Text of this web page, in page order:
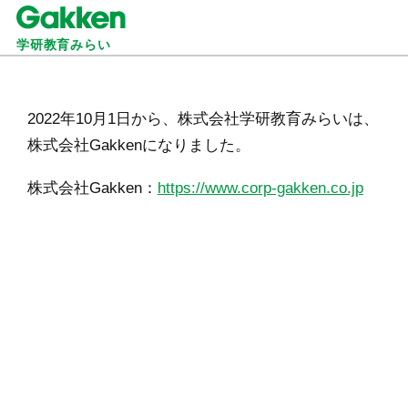
学研教育みらい
2022年10月1日から、株式会社学研教育みらいは、
株式会社Gakkenになりました。
株式会社Gakken： https://www.corp-gakken.co.jp